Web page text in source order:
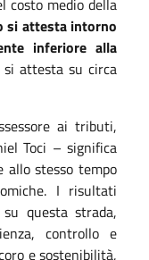
si attesta intorno
inferiore alla
si attesta su circa
ai tributi,
Toci – significa
allo stesso tempo
I risultati
questa strada,
controllo e
e sostenibilità,